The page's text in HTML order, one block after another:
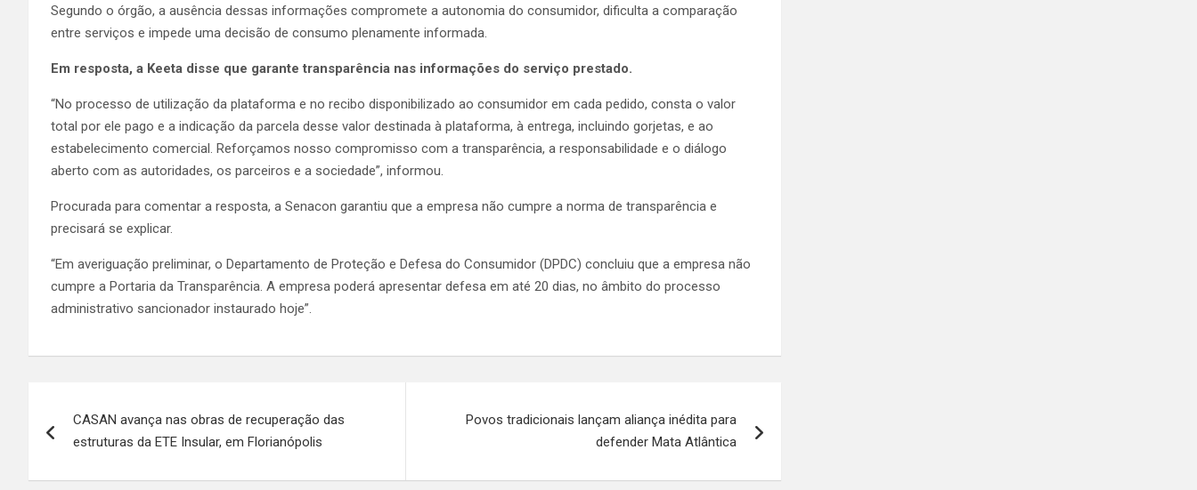
Segundo o órgão, a ausência dessas informações compromete a autonomia do consumidor, dificulta a comparação
entre serviços e impede uma decisão de consumo plenamente informada.
Em resposta, a Keeta disse que garante transparência nas informações do serviço prestado.
“No processo de utilização da plataforma e no recibo disponibilizado ao consumidor em cada pedido, consta o valor
total por ele pago e a indicação da parcela desse valor destinada à plataforma, à entrega, incluindo gorjetas, e ao
estabelecimento comercial. Reforçamos nosso compromisso com a transparência, a responsabilidade e o diálogo
aberto com as autoridades, os parceiros e a sociedade”, informou.
Procurada para comentar a resposta, a Senacon garantiu que a empresa não cumpre a norma de transparência e
precisará se explicar.
“Em averiguação preliminar, o Departamento de Proteção e Defesa do Consumidor (DPDC) concluiu que a empresa não
cumpre a Portaria da Transparência. A empresa poderá apresentar defesa em até 20 dias, no âmbito do processo
administrativo sancionador instaurado hoje”.
de
Post
CASAN avança nas obras de recuperação das
estruturas da ETE Insular, em Florianópolis
Povos tradicionais lançam aliança inédita para
defender Mata Atlântica